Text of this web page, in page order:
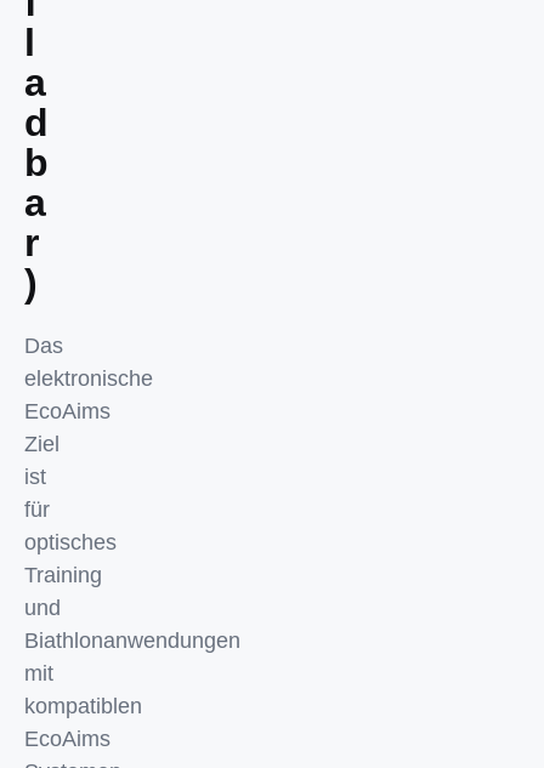
l
a
d
b
a
r
)
Das
elektronische
EcoAims
Ziel
ist
für
optisches
Training
und
Biathlonanwendungen
mit
kompatiblen
EcoAims